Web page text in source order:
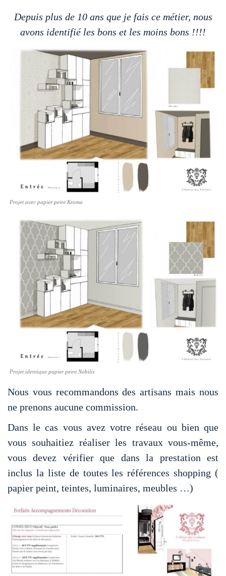
Depuis plus de 10 ans que je fais ce métier, nous
avons identifié les bons et les moins bons !!!!
Projet avec papier peint Kroma
Projet identique papier peint Nobilis
Nous vous recommandons des artisans mais nous
ne prenons aucune commission.
Dans le cas vous avez votre réseau ou bien que
vous souhaitiez réaliser les travaux vous-même,
vous devez vérifier que dans la prestation est
inclus la liste de toutes les références shopping (
papier peint, teintes, luminaires, meubles …)